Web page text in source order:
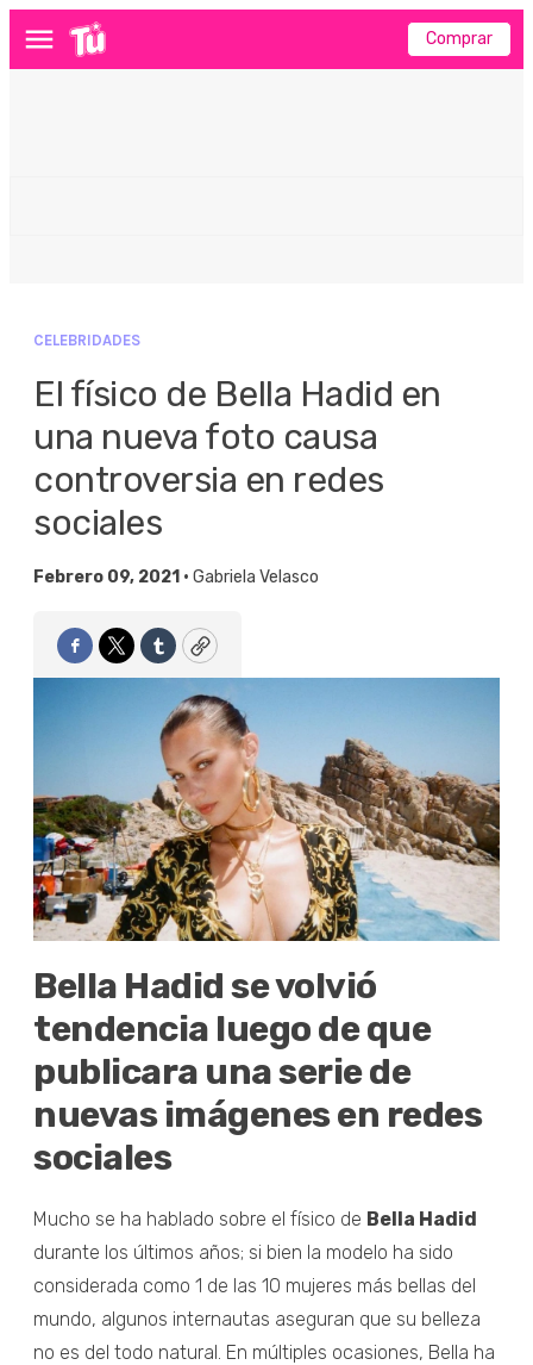
Menú Comprar
CELEBRIDADES
El físico de Bella Hadid en
una nueva foto causa
controversia en redes
sociales
Febrero 09, 2021 • Gabriela Velasco
Facebook
TwitterTumblrCopy
Bella Hadid se volvió
tendencia luego de que
publicara una serie de
nuevas imágenes en redes
sociales
Mucho se ha hablado sobre el físico de Bella Hadid
durante los últimos años; si bien la modelo ha sido
considerada como 1 de las 10 mujeres más bellas del
mundo, algunos internautas aseguran que su belleza
no es del todo natural. En múltiples ocasiones, Bella ha